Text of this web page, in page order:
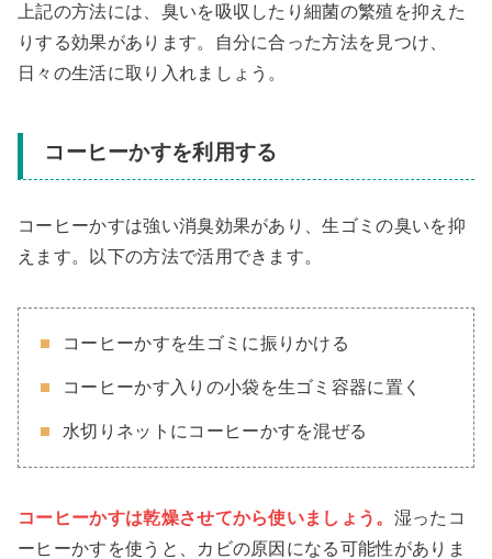
上記の方法には、臭いを吸収したり細菌の繁殖を抑えた
りする効果があります。自分に合った方法を見つけ、
日々の生活に取り入れましょう。
コーヒーかすを利用する
コーヒーかすは強い消臭効果があり、生ゴミの臭いを抑
えます。以下の方法で活用できます。
コーヒーかすを生ゴミに振りかける
コーヒーかす入りの小袋を生ゴミ容器に置く
水切りネットにコーヒーかすを混ぜる
コーヒーかすは乾燥させてから使いましょう。 湿ったコ
ーヒーかすを使うと、カビの原因になる可能性がありま